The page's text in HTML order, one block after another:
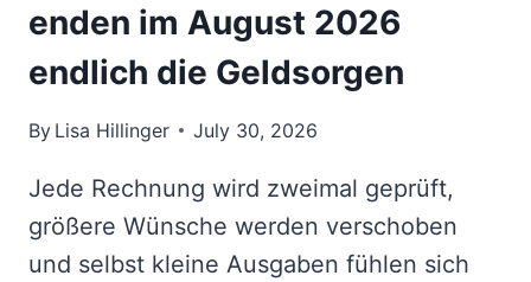
enden im August 2026
endlich die Geldsorgen
By Lisa Hillinger July 30, 2026
Jede Rechnung wird zweimal geprüft,
größere Wünsche werden verschoben
und selbst kleine Ausgaben fühlen sich